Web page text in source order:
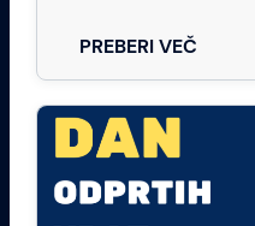
PREBERI VEČ